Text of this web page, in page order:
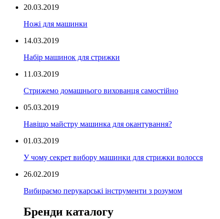
20.03.2019
Ножі для машинки
14.03.2019
Набір машинок для стрижки
11.03.2019
Стрижемо домашнього вихованця самостійно
05.03.2019
Навіщо майстру машинка для окантування?
01.03.2019
У чому секрет вибору машинки для стрижки волосся
26.02.2019
Вибираємо перукарські інструменти з розумом
Бренди каталогу